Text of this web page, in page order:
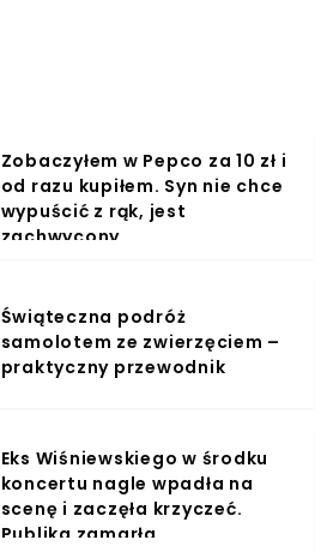
Zobaczyłem w Pepco za 10 zł i
od razu kupiłem. Syn nie chce
wypuścić z rąk, jest
zachwycony
Świąteczna podróż
samolotem ze zwierzęciem –
praktyczny przewodnik
Eks Wiśniewskiego w środku
koncertu nagle wpadła na
scenę i zaczęła krzyczeć.
Publika zamarła